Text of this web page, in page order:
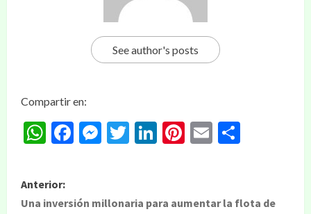
See author's posts
Compartir en:
WhatsApp
Facebook
Messenger
Twitter
LinkedIn
Pinterest
Email
Anterior:
Una inversión millonaria para aumentar la flota de